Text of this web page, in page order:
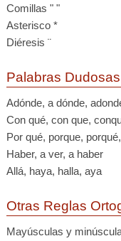
Comillas " "
Asterisco *
Diéresis ¨
Palabras Dudosas
Adónde, a dónde,
Con qué, con que,
Por qué, porque,
Haber, a ver, a haber
Allá, haya, halla, aya
Otras Reglas
Mayúsculas y